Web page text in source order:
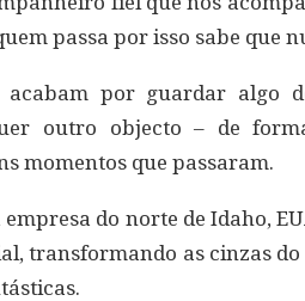
passa por isso sabe que
acabam por guardar algo
outro objecto – de
momentos que passaram.
do norte de Idaho,
transformando as cinzas